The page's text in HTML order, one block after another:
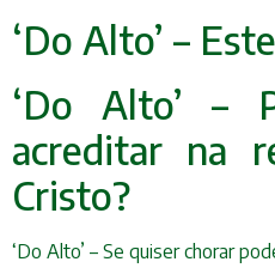
‘Do Alto’ –
‘Do Alto’ –
acreditar na
Cristo?
‘Do Alto’ – Se quiser chorar